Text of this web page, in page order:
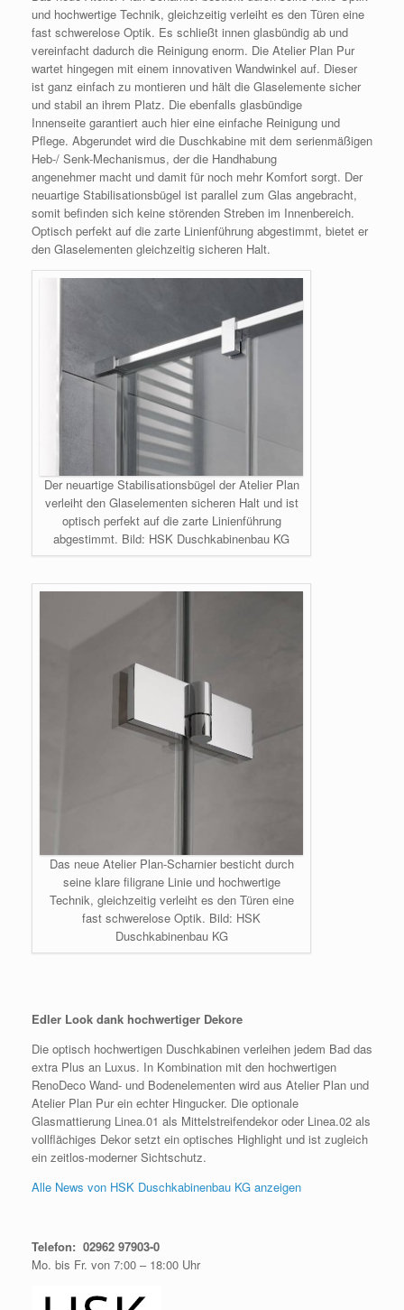
und hochwertige Technik, gleichzeitig verleiht es den Türen eine
fast schwerelose Optik. Es schließt innen glasbündig ab und
vereinfacht dadurch die Reinigung enorm. Die Atelier Plan Pur
wartet hingegen mit einem innovativen Wandwinkel auf. Dieser
ist ganz einfach zu montieren und hält die Glaselemente sicher
und stabil an ihrem Platz. Die ebenfalls glasbündige
Innenseite garantiert auch hier eine einfache Reinigung und
Pflege. Abgerundet wird die Duschkabine mit dem serienmäßigen
Heb-/ Senk-Mechanismus, der die Handhabung
angenehmer macht und damit für noch mehr Komfort sorgt. Der
neuartige Stabilisationsbügel ist parallel zum Glas angebracht,
somit befinden sich keine störenden Streben im Innenbereich.
Optisch perfekt auf die zarte Linienführung abgestimmt, bietet er
den Glaselementen gleichzeitig sicheren Halt.
Der neuartige Stabilisationsbügel der Atelier Plan
verleiht den Glaselementen sicheren Halt und ist
optisch perfekt auf die zarte Linienführung
abgestimmt. Bild: HSK Duschkabinenbau KG
Das neue Atelier Plan-Scharnier besticht durch
seine klare filigrane Linie und hochwertige
Technik, gleichzeitig verleiht es den Türen eine
fast schwerelose Optik. Bild: HSK
Duschkabinenbau KG
Edler Look dank hochwertiger Dekore
Die optisch hochwertigen Duschkabinen verleihen jedem Bad das
extra Plus an Luxus. In Kombination mit den hochwertigen
RenoDeco Wand- und Bodenelementen wird aus Atelier Plan und
Atelier Plan Pur ein echter Hingucker. Die optionale
Glasmattierung Linea.01 als Mittelstreifendekor oder Linea.02 als
vollflächiges Dekor setzt ein optisches Highlight und ist zugleich
ein zeitlos-moderner Sichtschutz.
Alle News von HSK Duschkabinenbau KG anzeigen
Telefon: 02962 97903-0
Mo. bis Fr. von 7:00 – 18:00 Uhr